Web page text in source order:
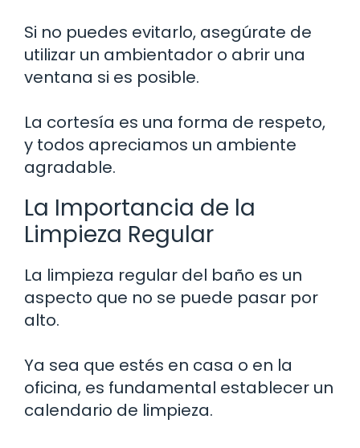
Si no puedes evitarlo, asegúrate de
utilizar un ambientador o abrir una
ventana si es posible.
La cortesía es una forma de respeto,
y todos apreciamos un ambiente
agradable.
La Importancia de la
Limpieza Regular
La limpieza regular del baño es un
aspecto que no se puede pasar por
alto.
Ya sea que estés en casa o en la
oficina, es fundamental establecer un
calendario de limpieza.